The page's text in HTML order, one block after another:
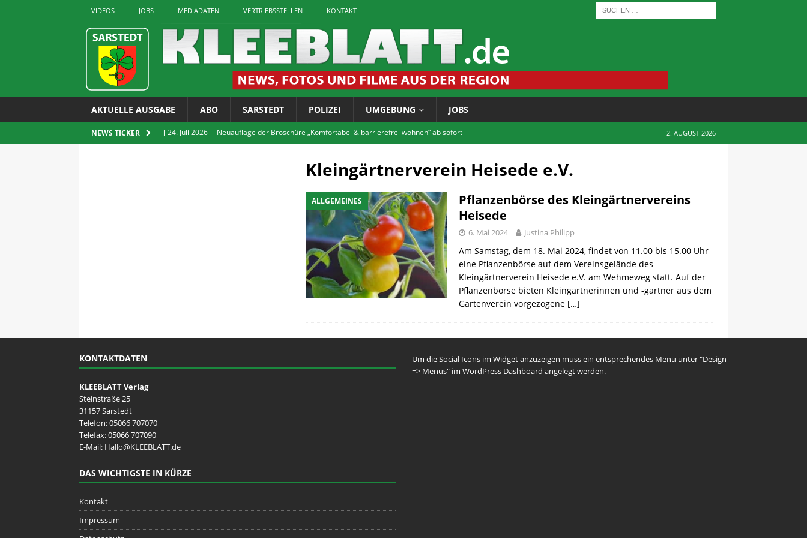
VIDEOS JOBS MEDIADATEN VERTRIEBSSTELLEN KONTAKT
AKTUELLE AUSGABE ABO SARSTEDT POLIZEI UMGEBUNG JOBS
NEWS TICKER [ 24. Juli 2026 ] Neuauflage der Broschüre „Komfortabel & barrierefrei wohnen“ ab sofort
GUT Gruppe bittet zum Bürgerforum via Telefon
LOKALES
Verkauf von E-Zigaretten: Landkreis führt Jugendschutzkontrollen durch
Sarstedter Geschichtskreis: Rätsel um Vossenhaus gelöst
LOKALES
Rettet die Quietscheentchen! Jetzt anmelden für die FITNASS-Tour im Innerstebad
2. AUGUST 2026
Kleingärtnerverein Heisede e.V.
ALLGEMEINES
Pflanzenbörse des Kleingärtnervereins
Heisede
6. Mai 2024 Justina Philipp
Am Samstag, dem 18. Mai 2024, findet von 11.00 bis 15.00 Uhr
eine Pflanzenbörse auf dem Vereinsgelände des
Kleingärtnerverein Heisede e.V. am Wehmeweg statt. Auf der
Pflanzenbörse bieten Kleingärtnerinnen und -gärtner aus dem
Gartenverein vorgezogene […]
KONTAKTDATEN
KLEEBLATT Verlag
Steinstraße 25
31157 Sarstedt
Telefon:05066 707070
Telefax: 05066 707090
E-Mail: Hallo@KLEEBLATT.de
DAS WICHTIGSTE IN KÜRZE
Kontakt
Impressum
Um die Social Icons im Widget anzuzeigen muss ein entsprechendes Menü unter "Design
=> Menüs" im WordPress Dashboard angelegt werden.